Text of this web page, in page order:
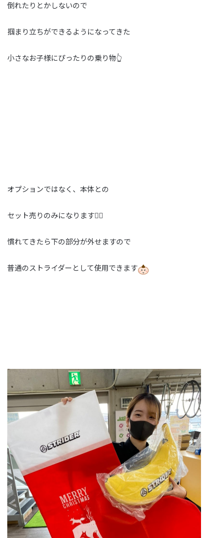
倒れたりとかしないので
掴まり立ちができるようになってきた
小さなお子様にぴったりの乗り物👆
オプションではなく、本体との
セット売りのみになります🙇‍♂️
慣れてきたら下の部分が外せますので
普通のストライダーとして使用できます